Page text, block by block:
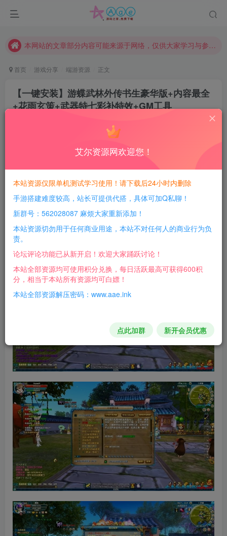
现在赞助会员享受专属折扣，详情点击此条公告。
本网站的文章部分内容可能来源于网络，仅供大家学习与参考，如有侵权，请联系站长QQ466107887进行删除处理。
首页 游戏分享 端游资源 正文
【一键安装】游蝶武林外传书生豪华版+内容最全
+花雨玄策+武器特七彩补特效+GM工具
每日活跃最高可获得600积分！所有资源可以使用
积分免费兑换！
游戏介绍：
详见压缩包内的介绍！
游戏截图：
艾尔资源网欢迎您！
本站资源仅限单机测试学习使用！请下载后24小时内删除
手游搭建难度较高，站长可提供代搭，具体可加Q私聊！
新群号：562028087 麻烦大家重新添加！
本站资源切勿用于任何商业用途，本站不对任何人的商业行为负
责。
论坛评论功能已从新开启！欢迎大家踊跃讨论！
本站全部资源均可使用积分兑换，每日活跃最高可获得600积
分，相当于本站所有资源均可白嫖！
本站全部资源解压密码：www.aae.ink
点此加群 新开会员优惠